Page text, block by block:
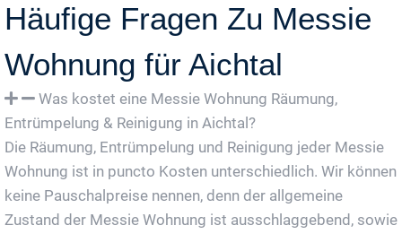
Häufige Fragen Zu Messie
Wohnung für Aichtal
Was kostet eine Messie Wohnung Räumung,
Entrümpelung & Reinigung in Aichtal?
Die Räumung, Entrümpelung und Reinigung jeder Messie
Wohnung ist in puncto Kosten unterschiedlich. Wir können
keine Pauschalpreise nennen, denn der allgemeine
Zustand der Messie Wohnung ist ausschlaggebend, sowie